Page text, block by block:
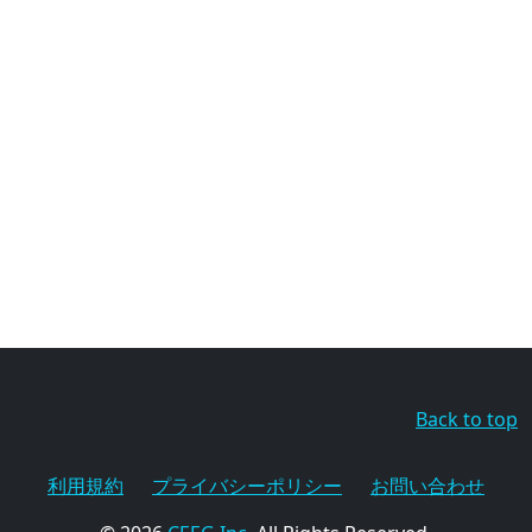
Back to top
利用規約 プライバシーポリシー
お問い合わせ